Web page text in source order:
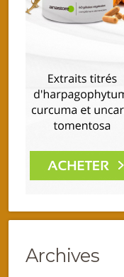
Archives